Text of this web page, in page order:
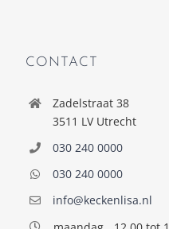
CONTACT
Zadelstraat 38
3511 LV Utrecht
030 240 0000
030 240 0000
info@keckenlisa.nl